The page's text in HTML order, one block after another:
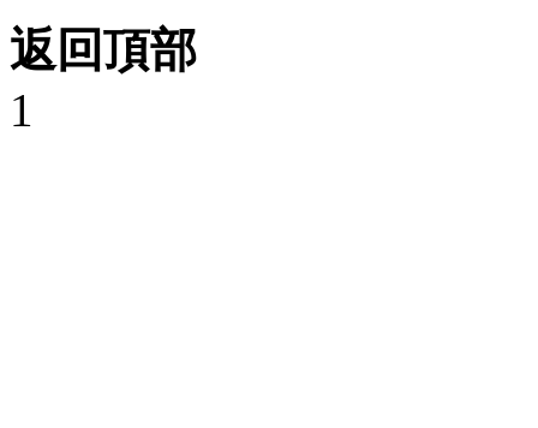
返回頂部
1